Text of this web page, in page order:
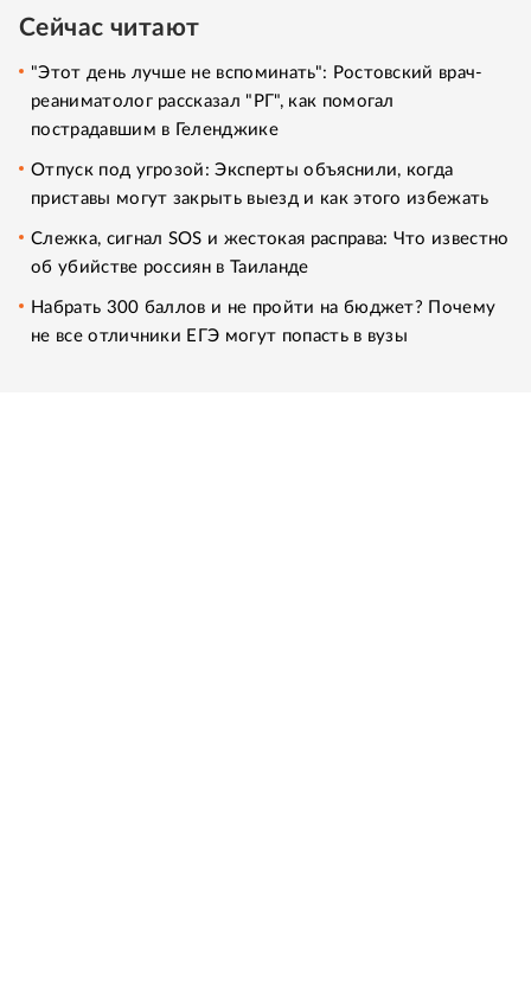
Сейчас читают
"Этот день лучше не вспоминать": Ростовский врач-
реаниматолог рассказал "РГ", как помогал
пострадавшим в Геленджике
Отпуск под угрозой: Эксперты объяснили, когда
приставы могут закрыть выезд и как этого избежать
Слежка, сигнал SOS и жестокая расправа: Что известно
об убийстве россиян в Таиланде
Набрать 300 баллов и не пройти на бюджет? Почему
не все отличники ЕГЭ могут попасть в вузы